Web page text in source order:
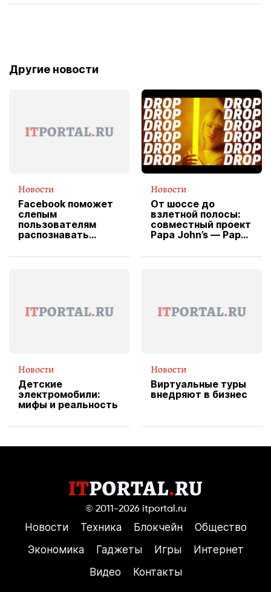
Другие новости
Новости
Facebook поможет
слепым
пользователям
распознавать
Новости
От шоссе до
взлетной полосы:
совместный проект
Papa John’s — Papa
вводит
Новости
Детские
электромобили:
мифы и реальность
Новости
Виртуальные туры
внедряют в бизнес
© 2011-2026 itportal.ru
Новости Техника Блокчейн
Общество
Экономика
Гаджеты Игры
Интернет
Видео
Контакты